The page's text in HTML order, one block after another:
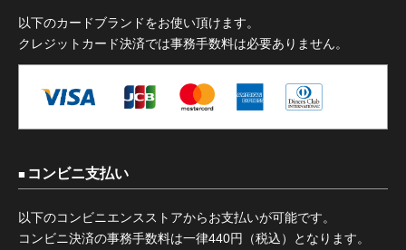
以下のカードブランドをお使い頂けます。
クレジットカード決済では事務手数料は必要ありません。
コンビニ支払い
以下のコンビニエンスストアからお支払いが可能です。
コンビニ決済の事務手数料は一律440円（税込）となります。